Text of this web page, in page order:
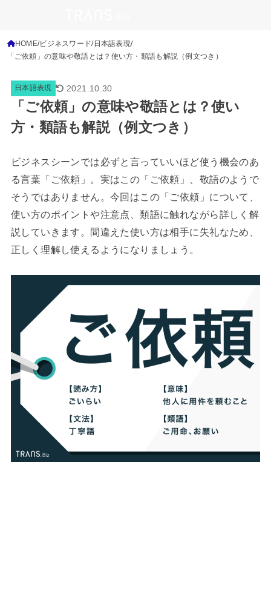
HOME ビジネスワード 日本語表現
「ご依頼」の意味や敬語とは？使い方・類語も解説（例文つき）
日本語表現 2021.10.30
「ご依頼」の意味や敬語とは？使い
方・類語も解説（例文つき）
ビジネスシーンでは必ずと言っていいほど使う機会のあ
る言葉「ご依頼」。実はこの「ご依頼」、敬語のようで
そうではありません。今回はこの「ご依頼」について、
使い方のポイントや注意点、類語に触れながら詳しく解
説していきます。間違えた使い方は相手に失礼なため、
正しく理解し使えるようになりましょう。